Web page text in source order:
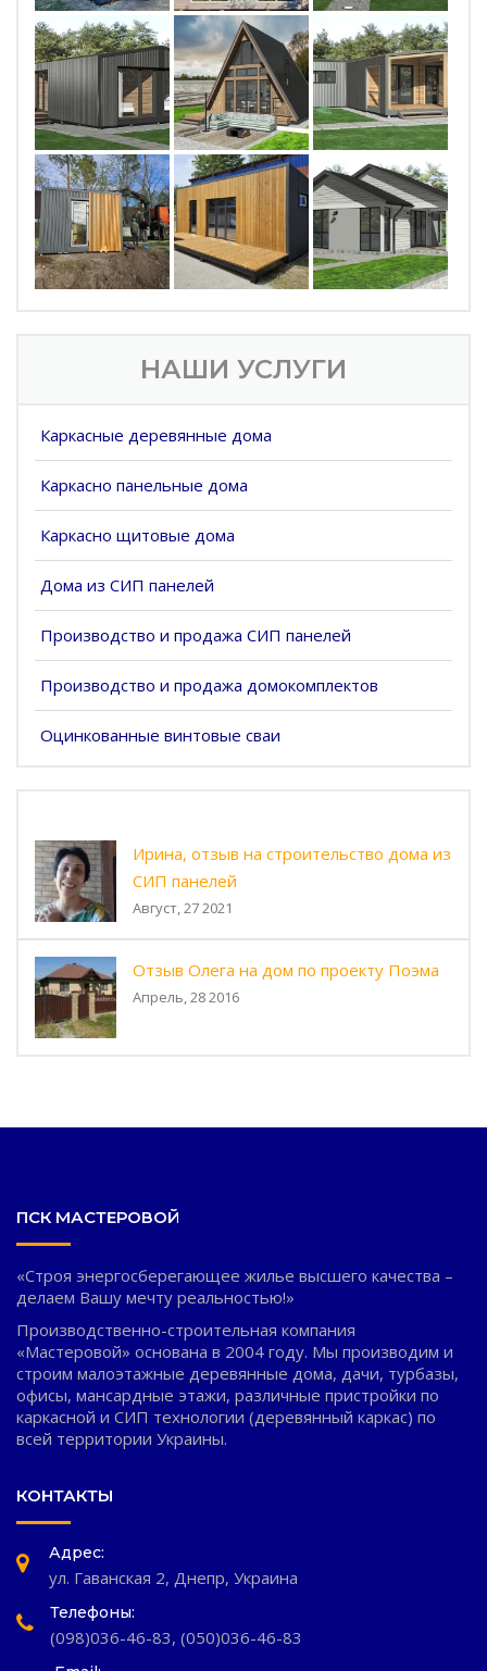
НАШИ УСЛУГИ
Каркасные деревянные дома
Каркасно панельные дома
Каркасно щитовые дома
Дома из СИП панелей
Производство и продажа СИП панелей
Производство и продажа домокомплектов
Оцинкованные винтовые сваи
Ирина, отзыв на строительство дома из
СИП панелей
Август, 27 2021
Отзыв Олега на дом по проекту Поэма
Апрель, 28 2016
ПСК МАСТЕРОВОЙ
«Строя энергосберегающее жилье высшего качества –
делаем Вашу мечту реальностью!»
Производственно-строительная компания
«Мастеровой» основана в 2004 году. Мы производим и
строим малоэтажные деревянные дома, дачи, турбазы,
офисы, мансардные этажи, различные пристройки по
каркасной и СИП технологии (деревянный каркас) по
всей территории Украины.
КОНТАКТЫ
Адрес:
ул. Гаванская 2, Днепр, Украина
Телефоны:
(098)036-46-83, (050)036-46-83